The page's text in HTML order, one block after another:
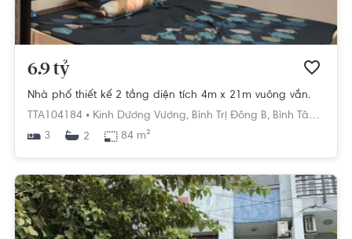
6.9 tỷ
Nhà phố thiết kế 2 tầng diện tích 4m x 21m vuông vắn.
TTA104184 • Kinh Dương Vương, Bình Trị Đông B, Bình Tân,
3
2 84 m²